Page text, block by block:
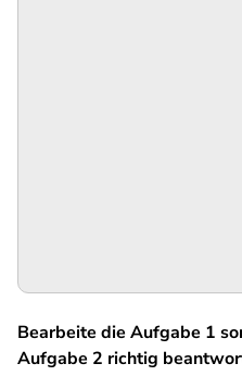
Bearbeite die Aufgabe 1
Aufgabe 2 richtig